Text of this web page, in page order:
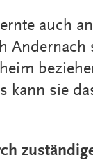
auch
kann sie